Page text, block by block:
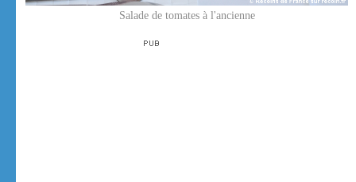
Salade de tomates à l'ancienne